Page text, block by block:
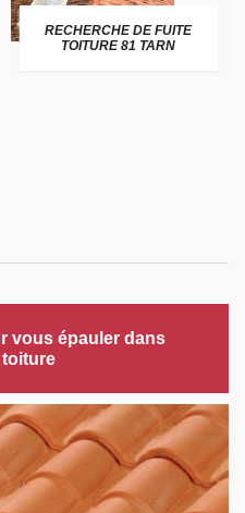
RECHERCHE DE FUITE
TOITURE 81 TARN
vous épauler dans